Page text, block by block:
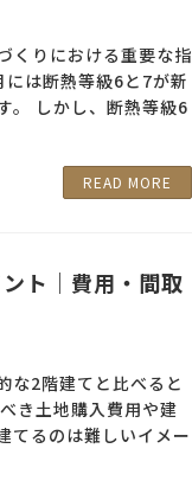
くりにおける重要な指
は断熱等級6と7が新
。 しかし、断熱等級6
READ MORE
ト｜費用・間取
な2階建てと比べると
き土地購入費用や建
てるのは難しいイメー